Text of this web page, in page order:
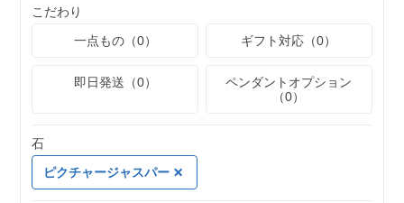
こだわり
一点もの（0）
ギフト対応（0）
即日発送（0）
ペンダントオプション
（0）
石
ピクチャージャスパー